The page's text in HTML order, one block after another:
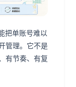
把单账号难以
管理。它不是
有节奏、有复